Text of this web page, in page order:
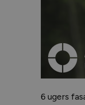
6 ugers